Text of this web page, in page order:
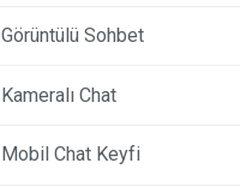
Görüntülü Sohbet
Kameralı Chat
Mobil Chat Keyfi